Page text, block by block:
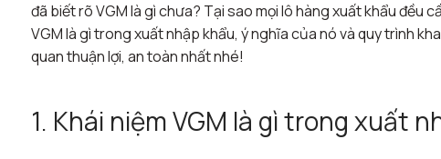
đã biết rõ VGM là gì chưa? Tại sao mọi lô hàng xuất khẩu đều
VGM là gì trong xuất nhập khẩu, ý nghĩa của nó và quy trình
quan thuận lợi, an toàn nhất nhé!
1. Khái niệm VGM là gì trong xuất